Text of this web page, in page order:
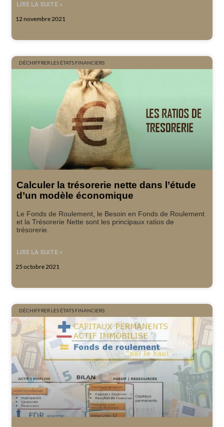
LIRE LA SUITE »
12 novembre 2021
DÉCHIFFRER LES ÉTATS FINANCIERS
Calculer la trésorerie nette dans l’étude
d’un modèle économique
Le Fonds de Roulement, le Besoin en Fonds de Roulement
et la Trésorerie Nette sont les principaux ratios de
trésorerie.
LIRE LA SUITE »
25 octobre 2021
DÉCHIFFRER LES ÉTATS FINANCIERS